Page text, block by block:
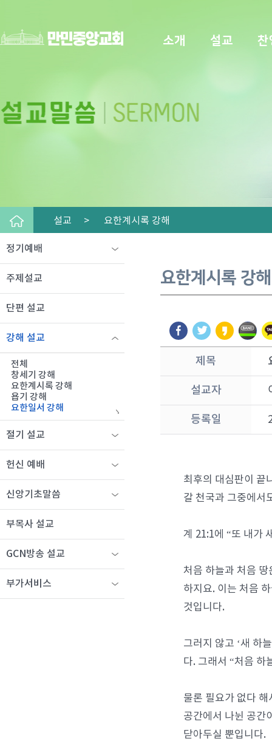
소개 설교 찬
설교 > 요한계시록 강해
요한계시록 강해
제목
설교자
등록일
최후의 대심판이 끝
갈 천국과 그중에서
계 21:1에 “또 내가
처음 하늘과 처음
하지요. 이는 처음
것입니다.
그러지 않고 ‘새 하
다. 그래서 “처음 하
물론 필요가 없다
공간에서 나뉜 공간
닫아두실 뿐입니다.
정기예배
주제설교
단편 설교
강해 설교
전체
창세기 강해
요한계시록 강해
욥기 강해
요한일서 강해
절기 설교
헌신 예배
신앙기초말씀
부목사 설교
GCN방송 설교
부가서비스